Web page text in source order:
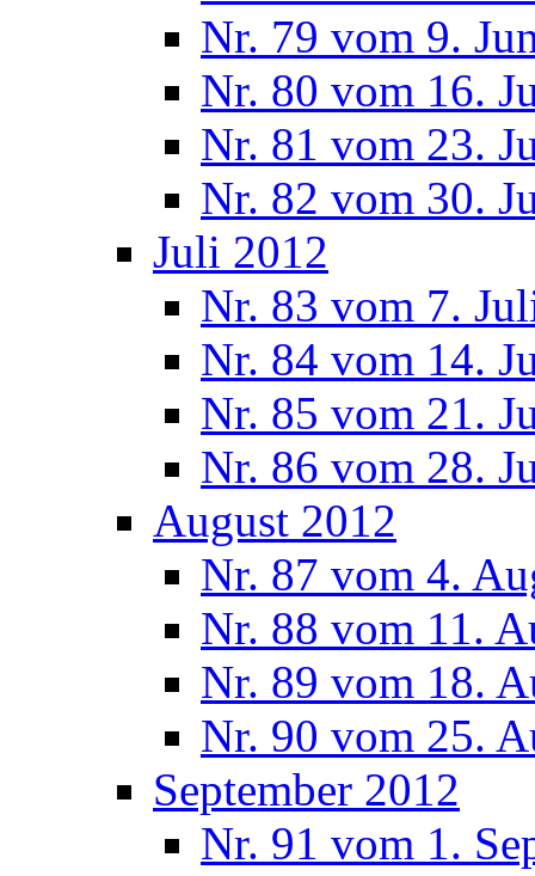
Nr. 79 vom 9.
Nr. 80 vom 16.
Nr. 81 vom 23.
Nr. 82 vom 30.
Juli 2012
Nr. 83 vom 7.
Nr. 84 vom 14.
Nr. 85 vom 21.
Nr. 86 vom 28.
August 2012
Nr. 87 vom 4.
Nr. 88 vom 11.
Nr. 89 vom 18.
Nr. 90 vom 25.
September 2012
Nr. 91 vom 1.